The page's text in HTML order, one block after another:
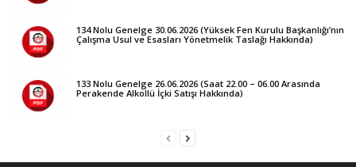
134 Nolu Genelge 30.06.2026 (Yüksek Fen Kurulu Başkanlığı’nın
Çalışma Usul ve Esasları Yönetmelik Taslağı Hakkında)
133 Nolu Genelge 26.06.2026 (Saat 22.00 – 06.00 Arasında
Perakende Alkollü İçki Satışı Hakkında)